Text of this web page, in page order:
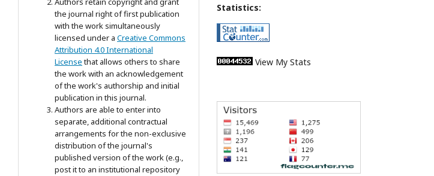
the journal right of first publication
with the work simultaneously
licensed under a Creative Commons
Attribution 4.0 International
Licensethat allows others to share
the work with an acknowledgement
of the work's authorship and initial
publication in this journal.
Authors are able to enter into
separate, additional contractual
arrangements for the non-exclusive
distribution of the journal's
published version of the work (e.g.,
post it to an institutional repository
Statistics:
View My Stats